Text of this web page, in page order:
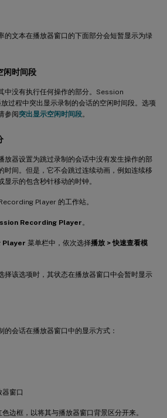
的文本在播放器窗口的下面部分会短暂显示为绿
闲时间段
中没有执行任何操作的部分。Session
过程中突出显示录制的会话的空闲时间段。选项
参阅突出显示空闲时间段。
放器设置为跳过录制的会话中没有发生操作的部
时间。但是，它不会跳过连续动画，例如连续移
示的包含秒针移动的时钟。
Player 的工作站。
Recording Player。
Player 菜单栏中，依次选择播放 > 快速查看模
择该选项时，其状态在播放器窗口中会暂时显示
的会话在播放器窗口中的显示方式：
窗口
边框，以将其与播放器窗口背景区分开来。